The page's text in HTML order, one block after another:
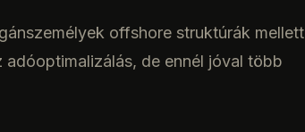
offshore struktúrák mellett
de ennél jóval több